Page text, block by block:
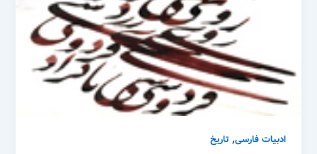
ادبیات فارسی, تاریخ